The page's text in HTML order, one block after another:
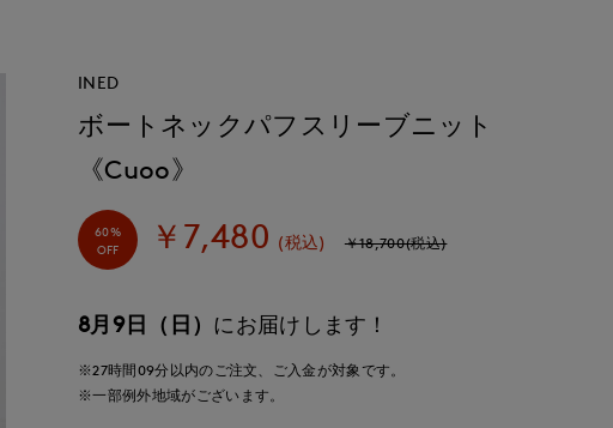
INED
ボートネックパフスリーブニット
《Cuoo》
60%
OFF
￥7,480 (税込) ￥18,700(税込)
8月9日（日） にお届けします！
※27時間09分以内のご注文、ご入金が対象です。
※一部例外地域がございます。